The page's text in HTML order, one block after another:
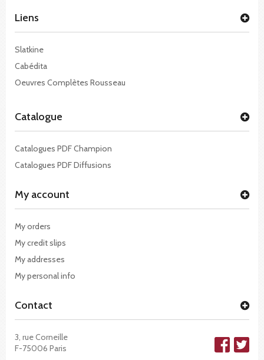
Liens
Slatkine
Cabédita
Oeuvres Complètes Rousseau
Catalogue
Catalogues PDF Champion
Catalogues PDF Diffusions
My account
My orders
My credit slips
My addresses
My personal info
Contact
3, rue Corneille
F-75006 Paris